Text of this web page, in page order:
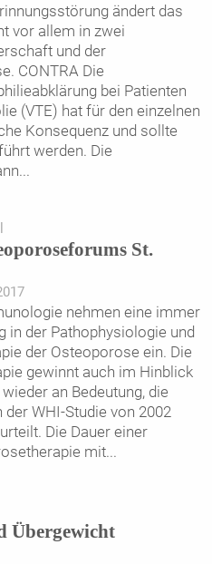
ändert das
vor allem in zwei
und der
CONTRA Die
bei Patienten
(VTE) hat für den einzelnen
Konsequenz und sollte
werden. Die
...
St.
nehmen eine immer
in der Pathophysiologie und
der Osteoporose ein. Die
gewinnt auch im Hinblick
an Bedeutung, die
WHI-Studie von 2002
Die Dauer einer
mit...
Übergewicht